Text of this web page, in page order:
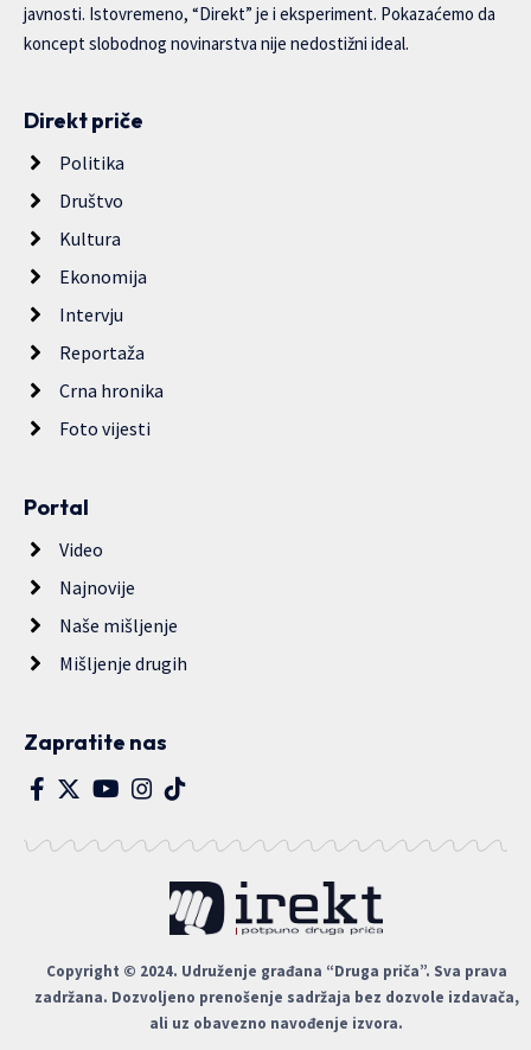
javnosti. Istovremeno, “Direkt” je i eksperiment. Pokazaćemo da
koncept slobodnog novinarstva nije nedostižni ideal.
Direkt priče
Politika
Društvo
Kultura
Ekonomija
Intervju
Reportaža
Crna hronika
Foto vijesti
Portal
Video
Najnovije
Naše mišljenje
Mišljenje drugih
Zapratite nas
Copyright © 2024. Udruženje građana “Druga priča”. Sva prava
zadržana. Dozvoljeno prenošenje sadržaja bez dozvole izdavača,
ali uz obavezno navođenje izvora.